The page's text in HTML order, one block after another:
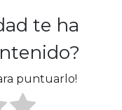
te ha
puntuarlo!